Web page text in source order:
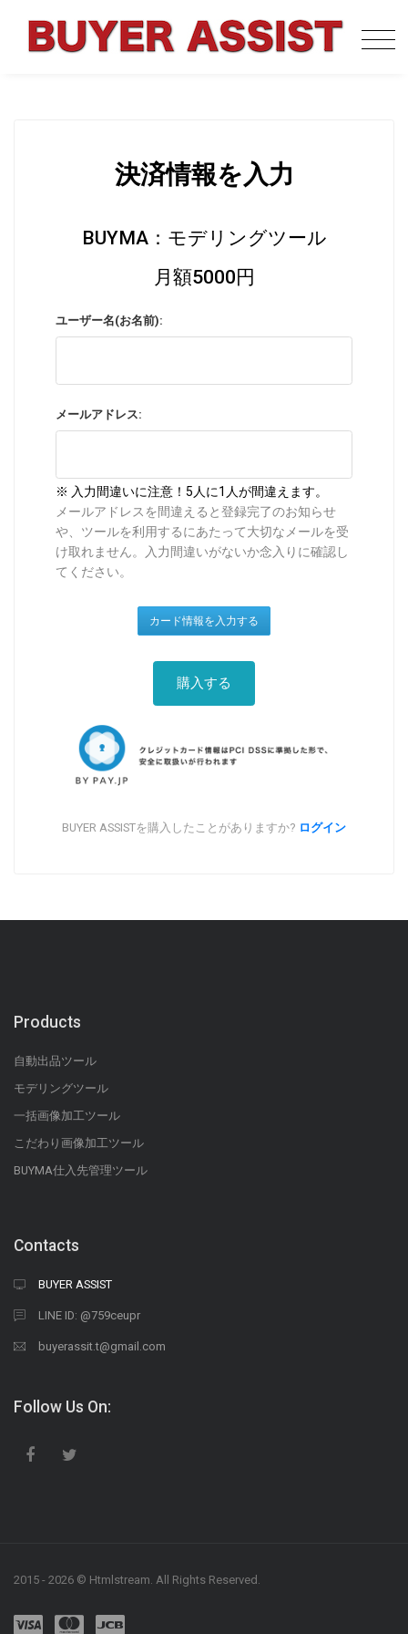
決済情報を入力
BUYMA：モデリングツール
月額5000円
ユーザー名(お名前):
メールアドレス:
※ 入力間違いに注意！5人に1人が間違えます。
メールアドレスを間違えると登録完了のお知らせ
や、ツールを利用するにあたって大切なメールを受
け取れません。入力間違いがないか念入りに確認し
てください。
購入する
BUYER ASSISTを購入したことがありますか? ログイン
Products
自動出品ツール
モデリングツール
一括画像加工ツール
こだわり画像加工ツール
BUYMA仕入先管理ツール
Contacts
BUYER ASSIST
LINE ID: @759ceupr
buyerassit.t@gmail.com
Follow Us On:
2015 - 2026 © Htmlstream. All Rights Reserved.